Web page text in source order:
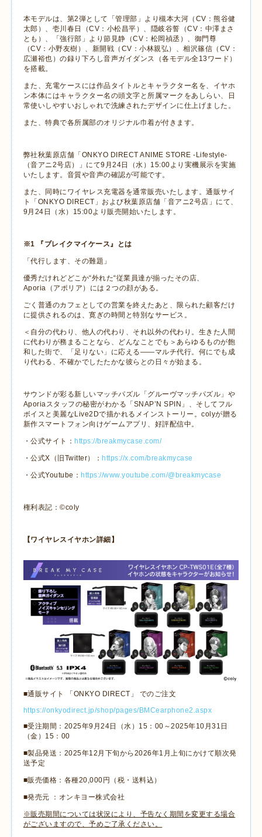
本モデルは、第2弾として「管理部」より槻本大河（ CV ：熊谷健
太郎）、壱川春日（CV ：小松昌平）、隠岐谷誓（CV ：中澤まさ
とも）、「強行部」より節見静（CV ：松岡禎丞）、御門尊
（CV ：小野友樹）、新開戦（ CV ：小林親弘）、相沢篠信（ CV ：
広瀬裕也）の録り下ろし音声ガイダンス（各モデル全13 ワード）
を搭載。
また、充電ケースには作品タイトルとキャラクター名を、イヤホ
ン本体にはキャラクター名の頭文字と所属マークをあしらい、日
常使いしやすいおしゃれで洗練されたデザインに仕上げました。
また、特典で各所属部のオリジナル巾着が付きます。
弊社秋葉原店舗「 ONKYO DIRECT ANIME STORE -Lifestyle-
（音アニ2号店）」にて9 月24日（水） 15:00より実機展示を実施
いたします。音質や音声の確認が可能です。
また、同時にワイヤレス充電器を通常販売いたします。通販サイ
ト「 ONKYO DIRECT 」および秋葉原店舗「音アニ2号店」にて、
9 月 24 日（水） 15:00より販売開始いたします。
※1 『ブレイクマイケース』とは
「代行します、その難題」
優秀だけれどどこか“外れた“従業員達が揃ったその店、
Aporia （アポリア）には２つの顔がある。
ごく普通のカフェとしての営業を終えたあと、限られた顧客だけ
に提供されるのは、寛ぎの時間と特別なサービス。
＜自分の代わり、他人の代わり、それ以外の代わり。生きた人間
に代わりが務まることなら、どんなことでも＞あらゆるものが飽
和した街で、「足りない」に応える――マルチ代行。何にでも成
り代わる、不確かでしたたかな彼らとの日々が始まる。
サウンドが彩る新しいマッチパズル「グルーヴマッチパズル」や
Aporiaスタッフの秘密がわかる「 SNAP’ N SPIN 」、そしてフル
ボイスと美麗な Live2Dで描かれるメインストーリー。colyが贈る
新作スマートフォン向けゲームアプリ、好評配信中。
・公式サイト： https://breakmycase.com/
・公式X （旧 Twitter）： https://x.com/breakmycase
・公式Youtube ： https://www.youtube.com/@breakmycase
権利表記：©coly
【ワイヤレスイヤホン詳細】
■通販サイト 「ONKYO DIRECT 」 でのご注文
https://onkyodirect.jp/shop/pages/BMCearphone2.aspx
■受注期間： 2025年9 月24日（水） 15 ： 00 ～2025年10 月31 日
（金） 15 ： 00
■製品発送： 2025年12 月下旬から 2026年1 月上旬にかけて順次発
送予定
■販売価格：各種20,000円（税・送料込）
■発売元 ：オンキヨー株式会社
※販売期間については状況により、予告なく期間を変更する場合
がございますので、予めご了承ください。